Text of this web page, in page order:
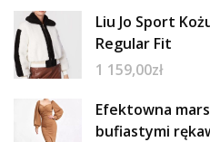
Liu Jo Sport
Regular Fit
1 159,00zł
Efektowna
bufiastymi